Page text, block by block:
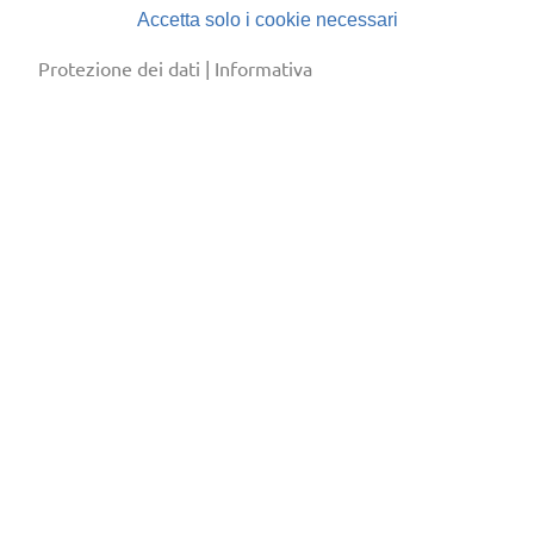
cool & clever
Accetta solo i cookie necessari
Protezione dei dati | Informativa